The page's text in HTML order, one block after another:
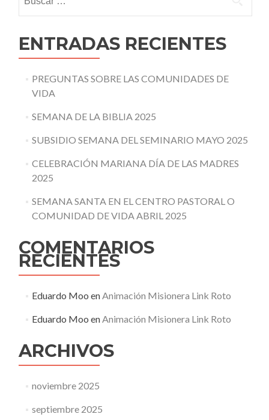
ENTRADAS RECIENTES
PREGUNTAS SOBRE LAS COMUNIDADES DE
VIDA
SEMANA DE LA BIBLIA 2025
SUBSIDIO SEMANA DEL SEMINARIO MAYO 2025
CELEBRACIÓN MARIANA DÍA DE LAS MADRES
2025
SEMANA SANTA EN EL CENTRO PASTORAL O
COMUNIDAD DE VIDA ABRIL 2025
COMENTARIOS
RECIENTES
Eduardo Moo enAnimación Misionera Link Roto
Eduardo Moo enAnimación Misionera Link Roto
ARCHIVOS
noviembre 2025
septiembre 2025